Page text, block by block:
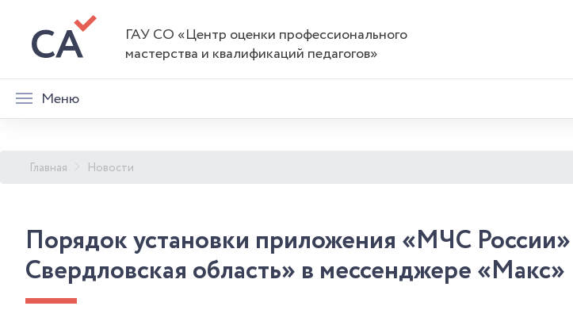
ГАУ СО «Центр оценки профессионального
мастерства и квалификаций педагогов»
Меню
Главная Новости
Порядок установки приложения «МЧС
Свердловская область» в мессенджере «Макс»